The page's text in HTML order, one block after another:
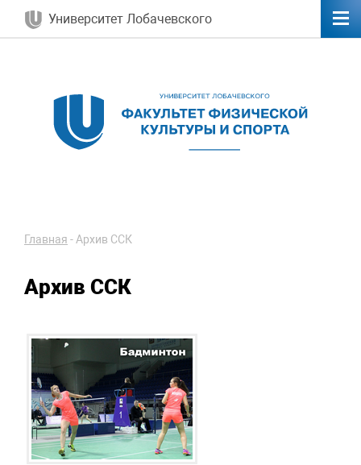
Университет Лобачевского
Главная -Архив ССК
Архив ССК